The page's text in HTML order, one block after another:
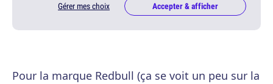
Gérer mes choix Accepter & afficher
Pour la marque Redbull (ça se voit un peu sur la